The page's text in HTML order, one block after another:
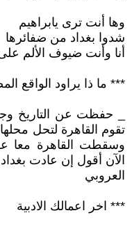
وها أنت ترى يابراهيم
شدوا بغداد من ضفائرها
أنا وأنت ضيوف الألم
*** ما ذا يراود الواقع
_ حفظت عن التاريخ
تقوم القاهرة لتحل
وسقطت القاهرة معا
الآن أقول إن عادت
العروبي
*** اخر اعمالك الادبية